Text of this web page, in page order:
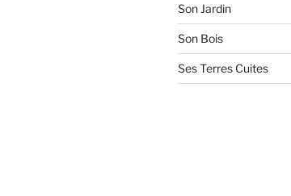
Son Jardin
Son Bois
Ses Terres Cuites